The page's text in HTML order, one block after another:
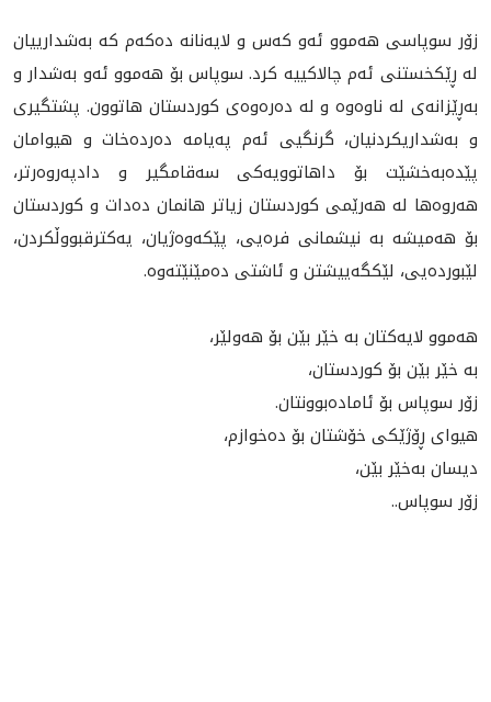
زۆر سوپاسی هەموو ئەو كه‌س و لایەنانە دەکەم كه‌ به‌شدارييان
له‌ ڕێکخستنی ئەم چالاکییە كرد‌. سوپاس بۆ هه‌موو ئه‌و بەشدار و‌
به‌ڕێزانه‌ى لە ناوەوە و لە دەرەوەی کوردستان هاتوون. پشتگیری
و بەشداریکردنیان، گرنگيی ئەم پەیامە دەردەخات و هیوامان
پێدەبەخشێت بۆ داهاتوویەکی سەقامگیر و دادپەروەرتر،
هه‌روه‌ها لە هەرێمی كوردستان زياتر هانمان ده‌دات و كوردستان
بۆ هه‌ميشه‌ به‌ نيشمانى فره‌يى، پێكه‌وه‌ژيان، يه‌كترقبووڵكردن،
لێبورده‌يى، لێكگه‌يیشتن و ئاشتى ده‌مێنێته‌وه‌.
هەموو لایەكتان بە خێر بێن بۆ هەولێر،
بە خێر بێن بۆ كوردستان،
زۆر سوپاس بۆ ئامادەبوونتان.
هيواى ڕۆژێكى خۆشتان بۆ ده‌خوازم،
دیسان بەخێر بێن،
زۆر سوپاس..